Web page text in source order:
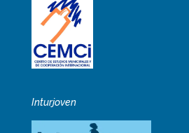
Inturjoven